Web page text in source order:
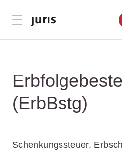
Menü öffnen
(ErbBstg)
Schenkungssteuer,